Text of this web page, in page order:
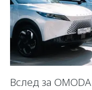
Вслед за